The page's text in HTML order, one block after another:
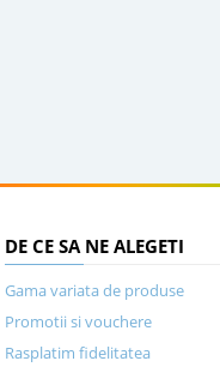
DE CE SA NE ALEGETI
Gama variata de produse
Promotii si vouchere
Rasplatim fidelitatea